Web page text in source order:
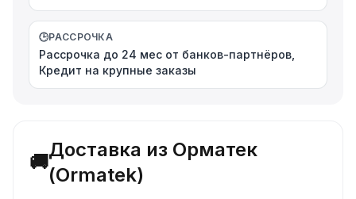
🕒РАССРОЧКА
Рассрочка до 24 мес от банков-партнёров,
Кредит на крупные заказы
🚚
Доставка из Орматек
(Ormatek)